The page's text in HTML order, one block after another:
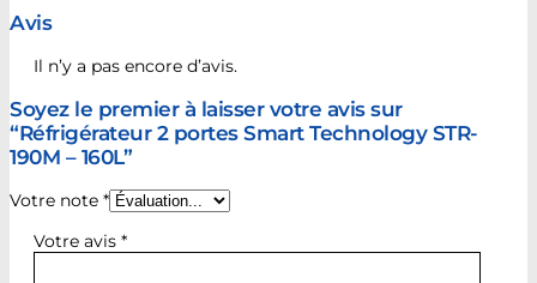
Avis
Il n’y a pas encore d’avis.
Soyez le premier à laisser votre avis sur
“Réfrigérateur 2 portes Smart Technology STR-
190M – 160L”
Votre note *
Votre avis *